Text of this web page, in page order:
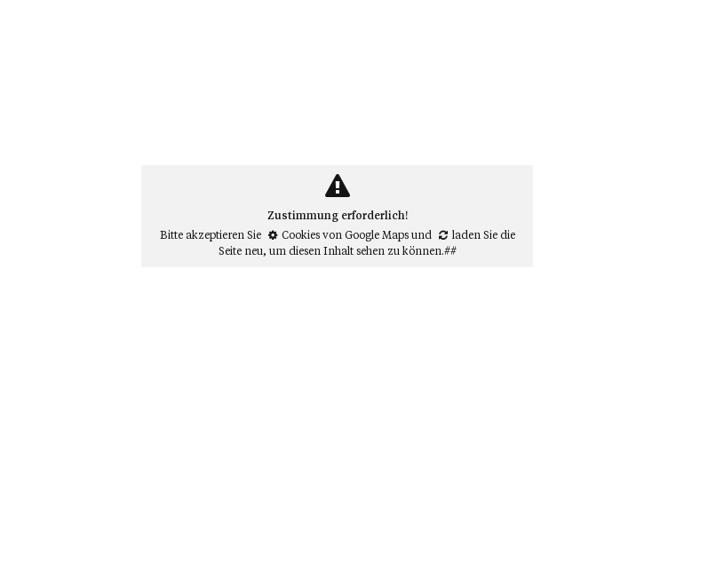
Zustimmung erforderlich!
Bitte akzeptieren Sie
Cookies von Google Mapsund
laden Sie die
Seite neu, um diesen Inhalt sehen zu können.##